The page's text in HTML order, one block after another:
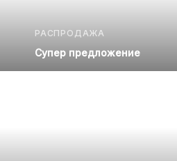
РАСПРОДАЖА
Супер предложение